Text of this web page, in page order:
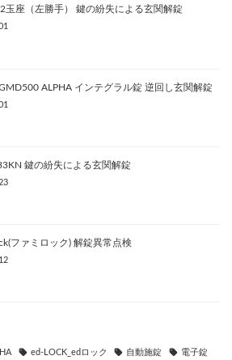
玉座（左勝手） 鍵の紛失による玄関解錠
ALPHA インテグラル錠 逆回し玄関解錠
鍵の紛失による玄関解錠
ファミロック) 解錠異常点検
ed-LOCK_edロック 自動施錠
電子錠